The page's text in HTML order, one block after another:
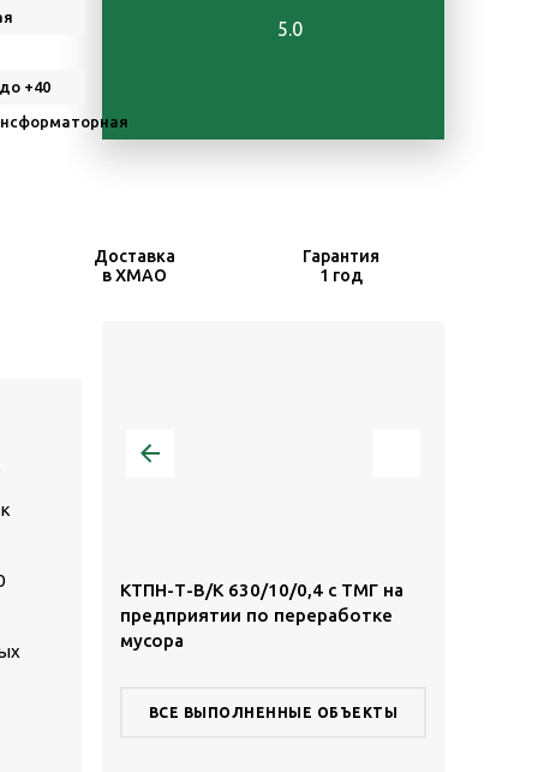
+40
5.0
Доставка
в ХМАО
Гарантия
1 год
с ТМГ в
КТПН-Т-В/К 630/10/0,4 с ТМГ на
предприятии по переработке
мусора
ВСЕ ВЫПОЛНЕННЫЕ ОБЪЕКТЫ